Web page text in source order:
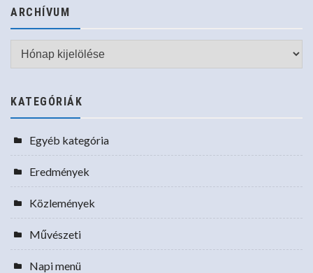
ARCHÍVUM
Archívum
KATEGÓRIÁK
Egyéb kategória
Eredmények
Közlemények
Művészeti
Napi menü